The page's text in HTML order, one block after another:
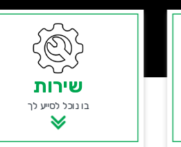
שירות
בו נוכל לסייע לך